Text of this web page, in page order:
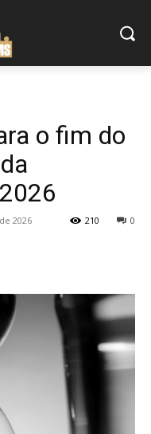
o fim do
2026 0
210